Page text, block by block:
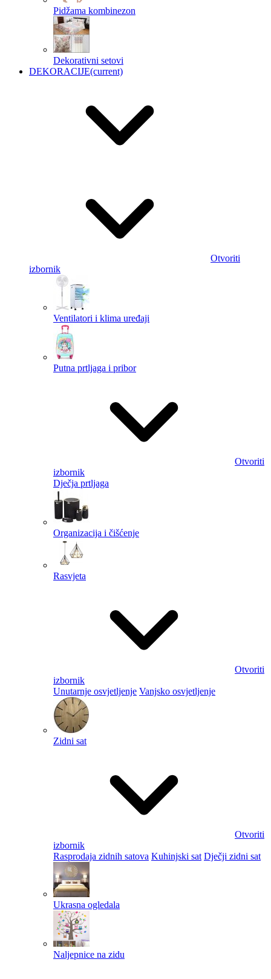
Pidžama kombinezon
Dekorativni setovi
DEKORACIJE(current)
Otvoriti
izbornik
Ventilatori i klima uređaji
Putna prtljaga i pribor
Otvoriti
izbornik
Dječja prtljaga
Organizacija i čišćenje
Rasvjeta
Otvoriti
izbornik
Unutarnje osvjetljenje Vanjsko osvjetljenje
Zidni sat
Otvoriti
izbornik
Rasprodaja zidnih satova Kuhinjski sat Dječji zidni sat
Ukrasna ogledala
Naljepnice na zidu